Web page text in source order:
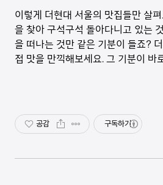
이렇게 더현대 서울의 맛집들만 살
을 찾아 구석구석 돌아다니고 있는
을 떠나는 것만 같은 기분이 들죠?
접 맛을 만끽해보세요. 그 기분이 바
공감 구독하기